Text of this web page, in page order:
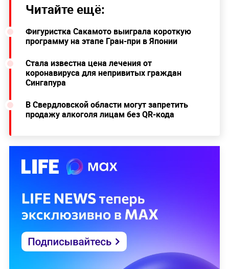
Читайте ещё:
Фигуристка Сакамото выиграла короткую
программу на этапе Гран-при в Японии
Стала известна цена лечения от
коронавируса для непривитых граждан
Сингапура
В Свердловской области могут запретить
продажу алкоголя лицам без QR-кода